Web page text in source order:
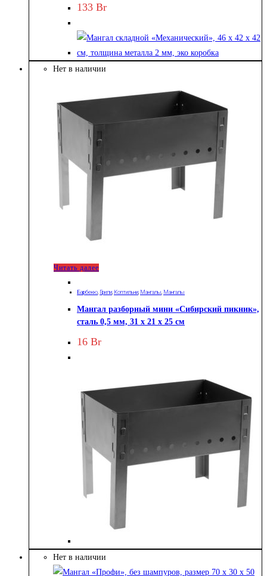
133 Br
Нет в наличии
Читать далее
Барбекю Грили Коптильни Мангалы Мангалы
Мангал разборный мини «Сибирский пикник»,
сталь 0,5 мм, 31 х 21 х 25 см
16 Br
Нет в наличии